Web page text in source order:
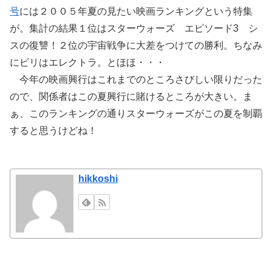
号には２００５年夏の見たい映画ランキングという特集
が。集計の結果１位はスターウォーズ エピソード3 シ
スの復讐！２位の宇宙戦争に大差をつけての勝利。ちなみ
にビリはエレクトラ。とほほ・・・
今年の映画興行はこれまでのところさびしい限りだった
ので、関係者はこの夏興行に賭けるところが大きい。ま
ぁ、このランキングの通りスターウォーズがこの夏を制覇
すると思うけどね！
hikkoshi